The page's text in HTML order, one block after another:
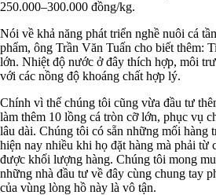
250.000–300.000 đồng/kg.
Nói về khả năng phát triển nghề nuôi cá
phẩm, ông Trần Văn Tuấn cho biết thêm:
lớn. Nhiệt độ nước ở đây thích hợp, môi
với các nồng độ khoáng chất hợp lý.
Chính vì thế chúng tôi cũng vừa đầu tư
làm thêm 10 lồng cá tròn cỡ lớn, phục vụ
lâu dài. Chúng tôi có sẵn những mối hàng
hiện nay nhiều khi họ đặt hàng mà phải từ
được khối lượng hàng. Chúng tôi mong
những nhà đầu tư về đây cùng chung tay
của vùng lòng hồ này là vô tận.